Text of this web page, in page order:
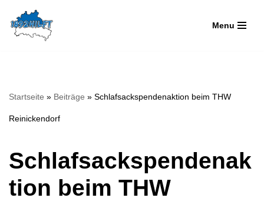
Zum
Menu
Startseite » Beiträge » Schlafsackspendenaktion beim THW
Reinickendorf
Schlafsackspendenak
tion beim THW